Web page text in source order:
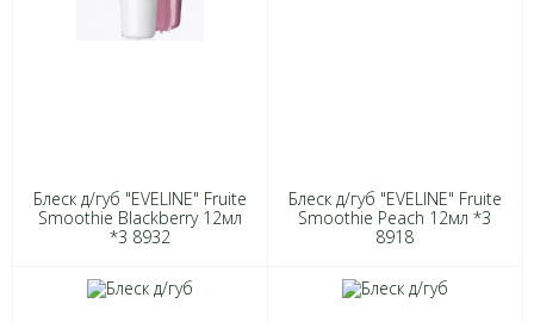
Блеск д/губ "EVELINE" Fruite
Smoothie Blackberry 12мл
*3 8932
Блеск д/губ "EVELINE" Fruite
Smoothie Peach 12мл *3
8918